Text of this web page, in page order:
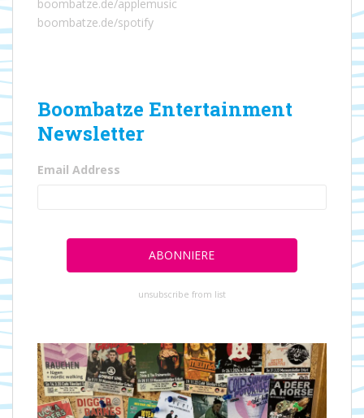
boombatze.de/applemusic
boombatze.de/spotify
Boombatze Entertainment
Newsletter
Email Address
unsubscribe from list